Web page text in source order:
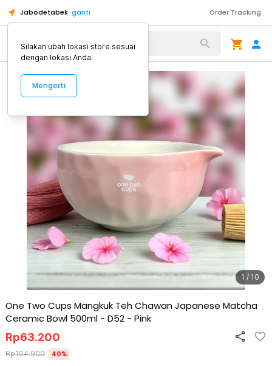
Jabodetabek ganti Order Tracking
Alat Kopi
1 / 10
One Two Cups Mangkuk Teh Chawan Japanese Matcha
Ceramic Bowl 500ml - D52 - Pink
Rp63.200
Rp104.900 40%
Silakan ubah lokasi store sesuai
dengan lokasi Anda.
Mengerti